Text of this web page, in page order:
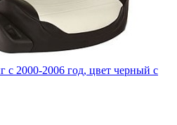
с 2000-2006 год, цвет черный с